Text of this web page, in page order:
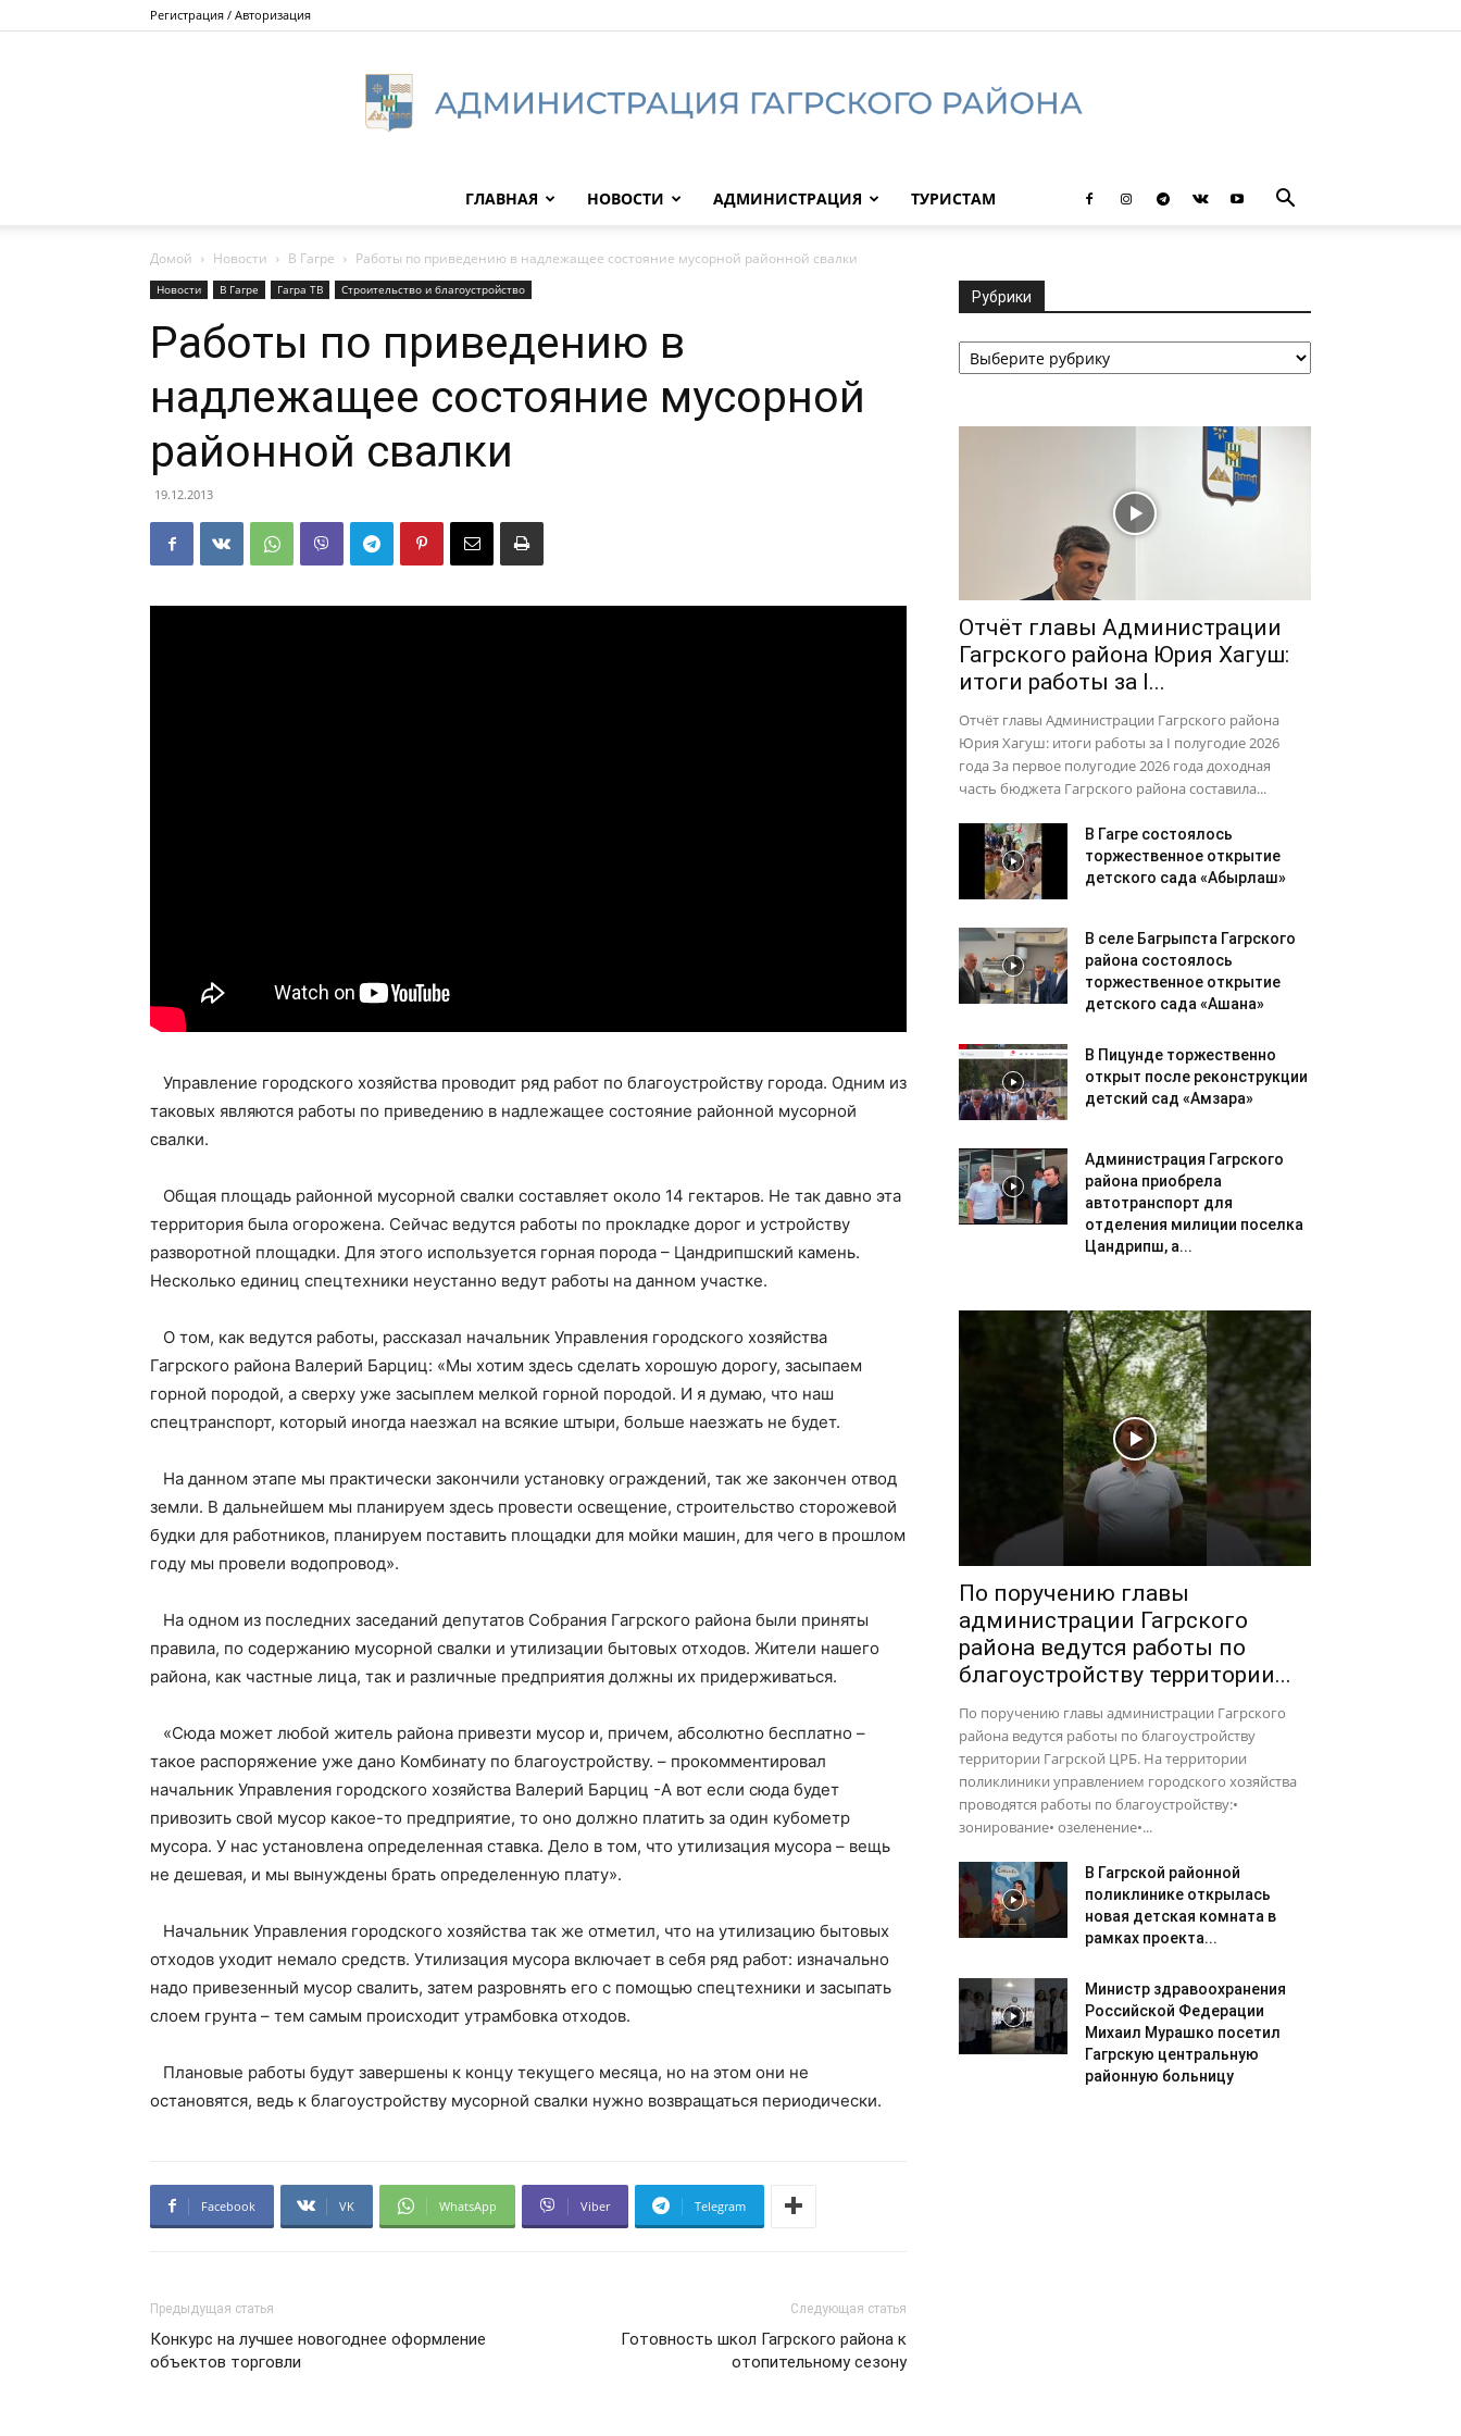
Регистрация / Авторизация
ГЛАВНАЯ НОВОСТИ АДМИНИСТРАЦИЯ ТУРИСТАМ
Домой Новости В Гагре Работы по приведению в надлежащее состояние мусорной районной свалки
Новости В Гагре Гагра ТВ Строительство и благоустройство
Работы по приведению в
надлежащее состояние мусорной
районной свалки
19.12.2013
Управление городского хозяйства проводит ряд работ по благоустройству города. Одним из
таковых являются работы по приведению в надлежащее состояние районной мусорной
свалки.
Общая площадь районной мусорной свалки составляет около 14 гектаров. Не так давно эта
территория была огорожена. Сейчас ведутся работы по прокладке дорог и устройству
разворотной площадки. Для этого используется горная порода – Цандрипшский камень.
Несколько единиц спецтехники неустанно ведут работы на данном участке.
О том, как ведутся работы, рассказал начальник Управления городского хозяйства
Гагрского района Валерий Барциц: «Мы хотим здесь сделать хорошую дорогу, засыпаем
горной породой, а сверху уже засыплем мелкой горной породой. И я думаю, что наш
спецтранспорт, который иногда наезжал на всякие штыри, больше наезжать не будет.
На данном этапе мы практически закончили установку ограждений, так же закончен отвод
земли. В дальнейшем мы планируем здесь провести освещение, строительство сторожевой
будки для работников, планируем поставить площадки для мойки машин, для чего в прошлом
году мы провели водопровод».
На одном из последних заседаний депутатов Собрания Гагрского района были приняты
правила, по содержанию мусорной свалки и утилизации бытовых отходов. Жители нашего
района, как частные лица, так и различные предприятия должны их придерживаться.
«Сюда может любой житель района привезти мусор и, причем, абсолютно бесплатно –
такое распоряжение уже дано Комбинату по благоустройству. – прокомментировал
начальник Управления городского хозяйства Валерий Барциц -А вот если сюда будет
привозить свой мусор какое-то предприятие, то оно должно платить за один кубометр
мусора. У нас установлена определенная ставка. Дело в том, что утилизация мусора – вещь
не дешевая, и мы вынуждены брать определенную плату».
Начальник Управления городского хозяйства так же отметил, что на утилизацию бытовых
отходов уходит немало средств. Утилизация мусора включает в себя ряд работ: изначально
надо привезенный мусор свалить, затем разровнять его с помощью спецтехники и засыпать
слоем грунта – тем самым происходит утрамбовка отходов.
Плановые работы будут завершены к концу текущего месяца, но на этом они не
остановятся, ведь к благоустройству мусорной свалки нужно возвращаться периодически.
Facebook VK WhatsApp Viber Telegram
Предыдущая статья
Конкурс на лучшее новогоднее оформление
объектов торговли
Следующая статья
Готовность школ Гагрского района к
отопительному сезону
Рубрики
Рубрики
Отчёт главы Администрации
Гагрского района Юрия Хагуш:
итоги работы за I...
Отчёт главы Администрации Гагрского района
Юрия Хагуш: итоги работы за I полугодие 2026
года За первое полугодие 2026 года доходная
часть бюджета Гагрского района составила...
В Гагре состоялось
торжественное открытие
детского сада «Абырлаш»
В селе Багрыпста Гагрского
района состоялось
торжественное открытие
детского сада «Ашана»
В Пицунде торжественно
открыт после реконструкции
детский сад «Амзара»
Администрация Гагрского
района приобрела
автотранспорт для
отделения милиции поселка
Цандрипш, а...
По поручению главы
администрации Гагрского
района ведутся работы по
благоустройству территории...
По поручению главы администрации Гагрского
района ведутся работы по благоустройству
территории Гагрской ЦРБ. На территории
поликлиники управлением городского хозяйства
проводятся работы по благоустройству:•
зонирование• озеленение•...
В Гагрской районной
поликлинике открылась
новая детская комната в
рамках проекта...
Министр здравоохранения
Российской Федерации
Михаил Мурашко посетил
Гагрскую центральную
районную больницу